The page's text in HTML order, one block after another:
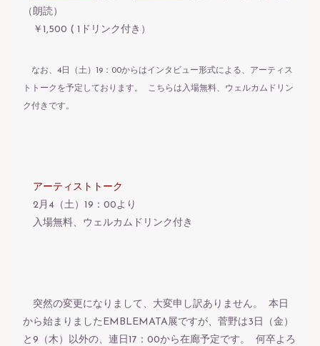
（朗読）
￥1,500 ( 1ドリンク付き）
なお、4日（土）19：00からはインタビュー形式による、アーティス
トトークを予定しております。 こちらは入場無料、ウェルカムドリン
ク付きです。
アーティストトーク
2月4（土）19：00より
入場無料、ウェルカムドリンク付き
突然の変更になりまして、大変申し訳ありません。 本日
から始まりましたEMBLEMATA展ですが、菅野は3日（金）
と9（木）以外の、連日17：00から在廊予定です。 何卒よろ